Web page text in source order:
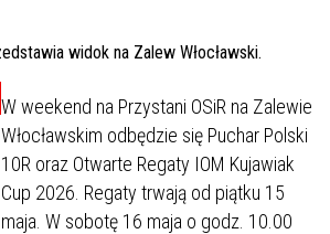
W weekend na Przystani OSiR na Zalewie
Włocławskim odbędzie się Puchar Polski
10R oraz Otwarte Regaty IOM Kujawiak
Cup 2026. Regaty trwają od piątku 15
maja. W sobotę 16 maja o godz. 10.00